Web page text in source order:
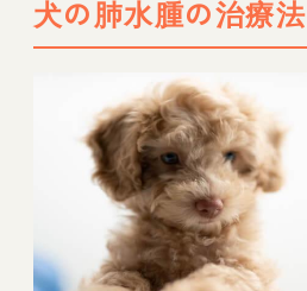
犬の肺水腫の治療法